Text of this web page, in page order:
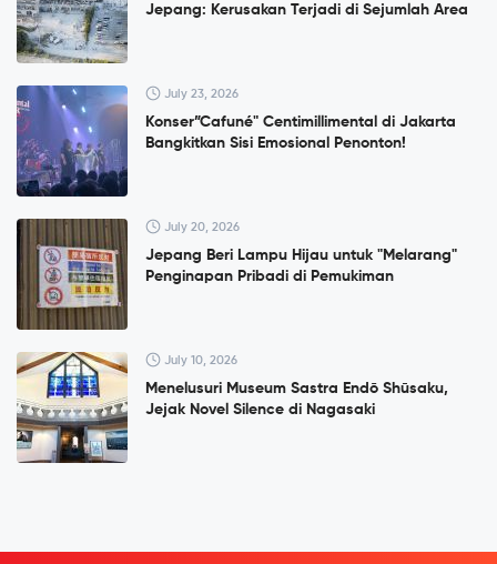
Jepang: Kerusakan Terjadi di Sejumlah Area
July 23, 2026
Konser”Cafuné" Centimillimental di Jakarta
Bangkitkan Sisi Emosional Penonton!
July 20, 2026
Jepang Beri Lampu Hijau untuk "Melarang"
Penginapan Pribadi di Pemukiman
July 10, 2026
Menelusuri Museum Sastra Endō Shūsaku,
Jejak Novel Silence di Nagasaki